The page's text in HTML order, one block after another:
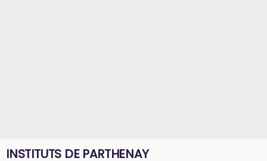
INSTITUTS DE PARTHENAY